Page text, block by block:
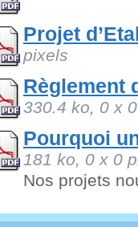
Projet
pixels
Règlement
330.4 ko, 0 x
Pourquoi
181 ko, 0 x 0
Nos projets